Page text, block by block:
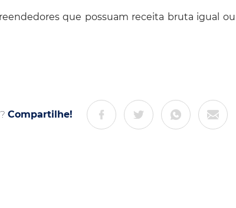
que possuam receita bruta igual ou
Compartilhe!